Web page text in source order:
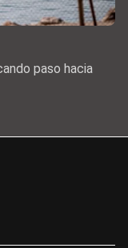
paso hacia